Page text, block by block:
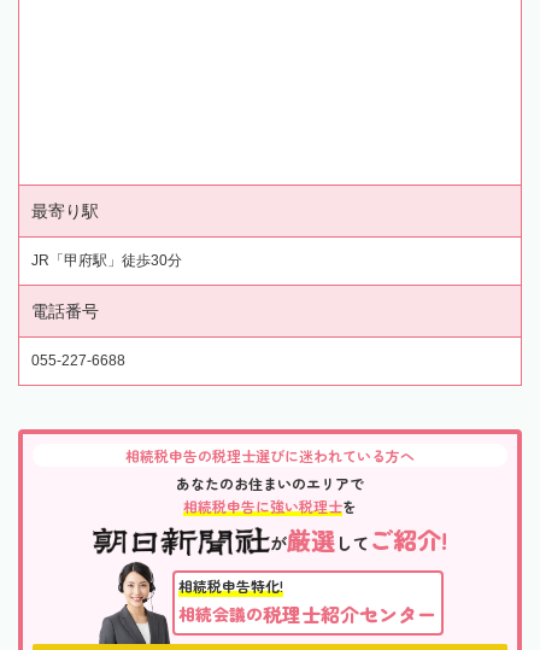
最寄り駅
JR「甲府駅」徒歩30分
電話番号
055-227-6688
相続税申告の税理士選びに迷われている方へ
あなたのお住まいのエリアで
相続税申告に強い税理士を
が厳選して ご紹介!
相続税申告特化!
相続会議の税理士紹介センター